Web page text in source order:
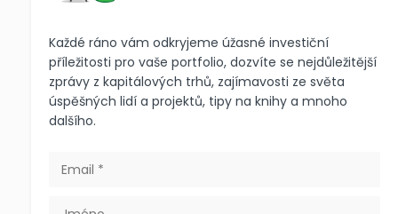
Každé ráno vám odkryjeme úžasné investiční
příležitosti pro vaše portfolio, dozvíte se nejdůležitější
zprávy z kapitálových trhů, zajímavosti ze světa
úspěšných lidí a projektů, tipy na knihy a mnoho
dalšího.